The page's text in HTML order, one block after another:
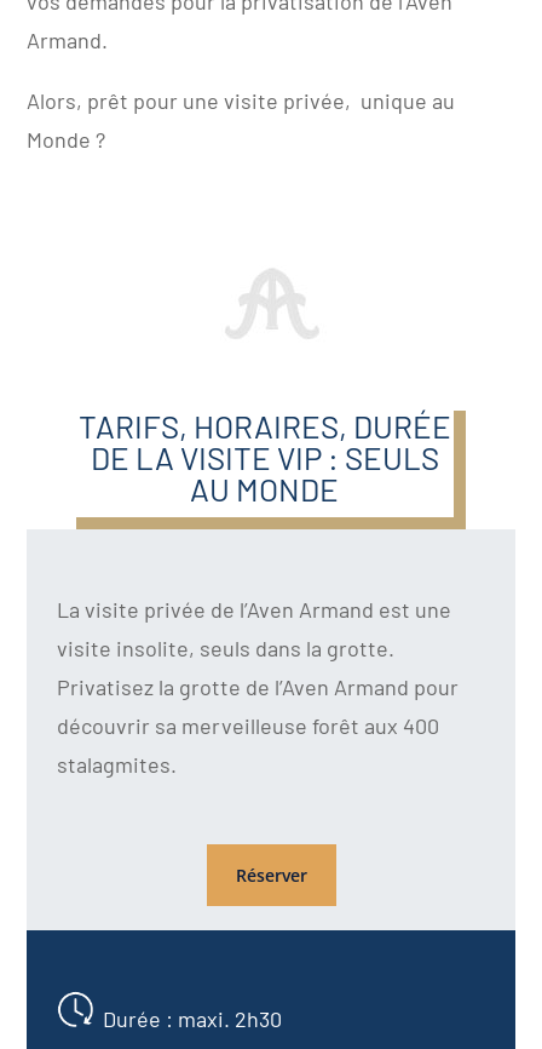
Armand.
Alors, prêt pour unevisite privée, unique au
Monde ?
TARIFS, HORAIRES, DURÉE
DE LA VISITE VIP : SEULS
AU MONDE
Lavisite privée de l’Aven Armand est une
visite insolite, seuls dans la grotte.
Privatisez la grotte de l’Aven Armand pour
découvrir sa merveilleuse forêt aux 400
stalagmites.
Réserver
Durée : maxi. 2h30